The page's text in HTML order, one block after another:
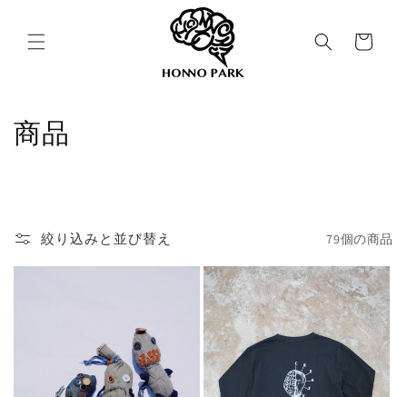
進む
ー
コ
シ
ョ
商品
絞り込みと並び替え 79個の商品